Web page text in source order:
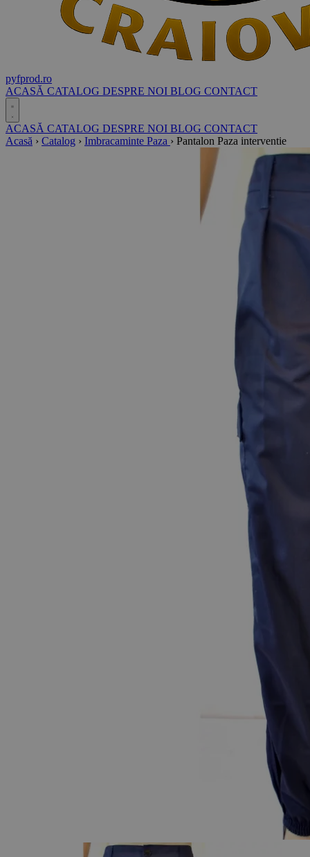
pyfprod.ro
ACASĂ CATALOG DESPRE NOI BLOG CONTACT
ACASĂ CATALOG DESPRE NOI BLOG CONTACT
Acasă › Catalog › Imbracaminte Paza › Pantalon Paza interventie